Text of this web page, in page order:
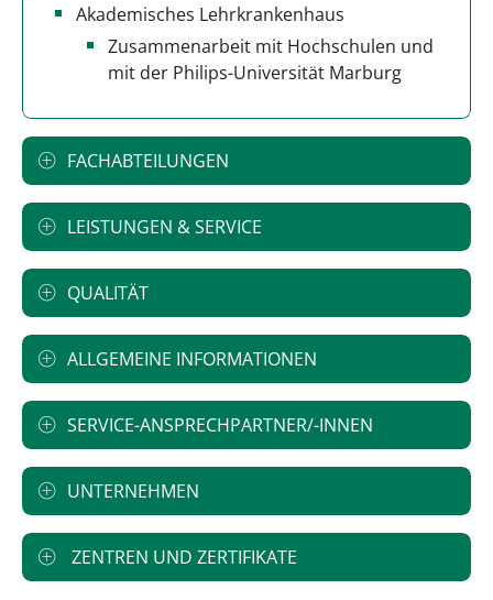
Akademisches Lehrkrankenhaus
Zusammenarbeit mit Hochschulen und
mit der Philips-Universität Marburg
FACHABTEILUNGEN
LEISTUNGEN & SERVICE
QUALITÄT
ALLGEMEINE INFORMATIONEN
SERVICE-ANSPRECHPARTNER/-INNEN
UNTERNEHMEN
ZENTREN UND ZERTIFIKATE